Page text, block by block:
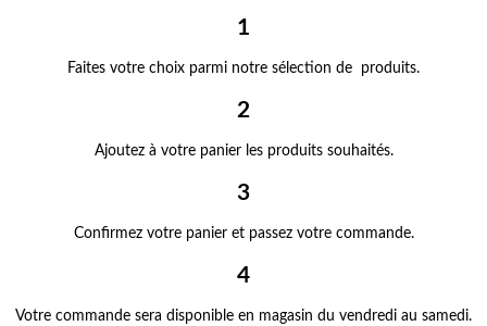
1
Faites votre choix parmi notre sélection de produits.
2
Ajoutez à votre panier les produits souhaités.
3
Confirmez votre panier et passez votre commande.
4
Votre commande sera disponible en magasin du vendredi au samedi.